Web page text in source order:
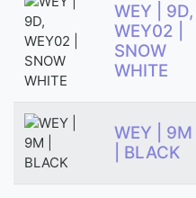
WEY | 9D,
WEY02 |
SNOW
WHITE
WEY | 9M
| BLACK